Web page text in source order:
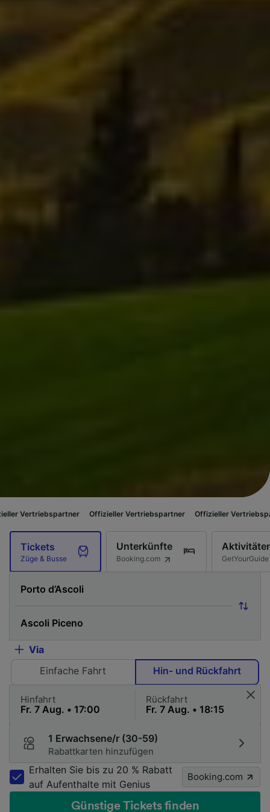
Offizieller Vertriebspartner Offizieller Vertriebspartner
Tickets
Züge & Busse
Unterkünfte
Booking.com GetYourGuide
Via
Einfache Fahrt
Hin- und Rückfahrt
Hinfahrt Rückfahrt
1 Erwachsene/r (30-59)
Rabattkarten hinzufügen
Erhalten Sie bis zu 20 % Rabatt
auf Aufenthalte mit Genius
Booking.com
Günstige Tickets finden